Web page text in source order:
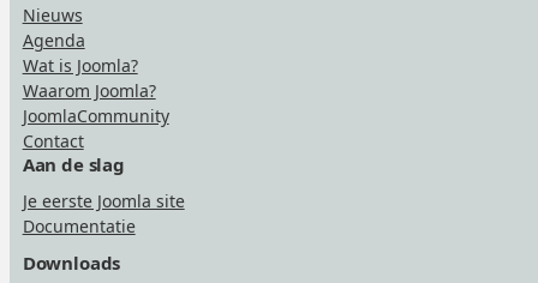
Nieuws
Agenda
Wat is Joomla?
Waarom Joomla?
JoomlaCommunity
Contact
Aan de slag
Je eerste Joomla site
Documentatie
Downloads